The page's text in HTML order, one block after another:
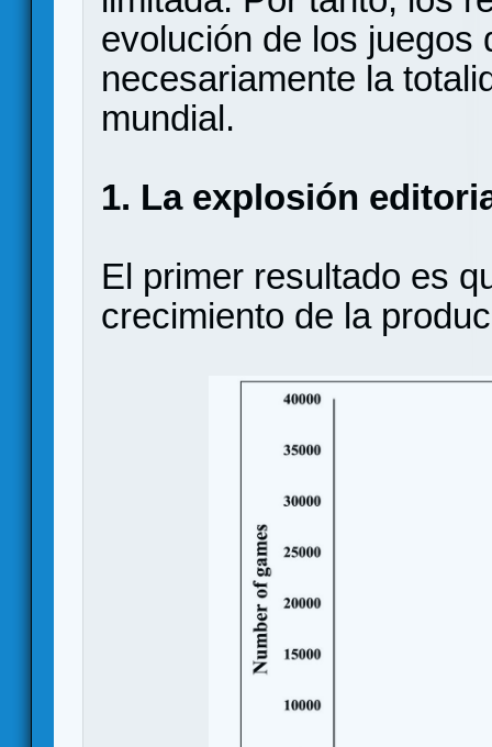
evolución de los juegos
necesariamente la
mundial.
1. La explosión
El primer resultado es
crecimiento de la